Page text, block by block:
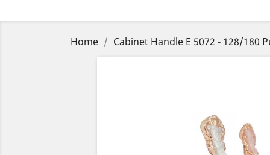
Home Cabinet Handle E 5072 - 128/180